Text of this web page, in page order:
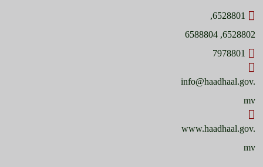
6528801,
6528802, 6588804
info@haadhaal.gov.
mv
www.haadhaal.gov.
mv